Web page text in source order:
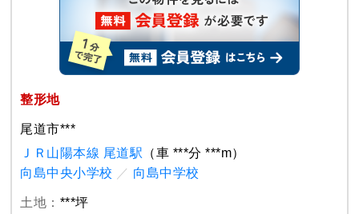
整形地
尾道市***
ＪＲ山陽本線 尾道駅 （車 ***分 ***m）
向島中央小学校 ／ 向島中学校
土地： ***坪